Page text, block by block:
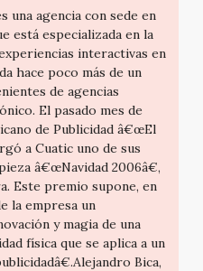
una agencia con sede en
está especializada en la
interactivas en
hace poco más de un
de agencias
El pasado mes de
de Publicidad â€œEl
a Cuatic uno de sus
â€œNavidad 2006â€,
Este premio supone, en
la empresa un
y magia de una
física que se aplica a un
Bica,